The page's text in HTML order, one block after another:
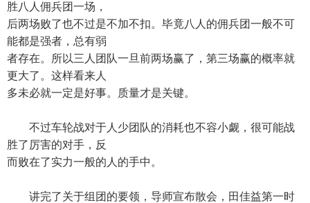
胜八人佣兵团一场，
后两场败了也不过是不加不扣。毕竟八人的佣兵团一般不可
能都是强者，总有弱
者存在。所以三人团队一旦前两场赢了，第三场赢的概率就
更大了。这样看来人
多未必就一定是好事。质量才是关键。
不过车轮战对于人少团队的消耗也不容小觑，很可能战
胜了厉害的对手，反
而败在了实力一般的人的手中。
讲完了关于组团的要领，导师宣布散会，田佳益第一时